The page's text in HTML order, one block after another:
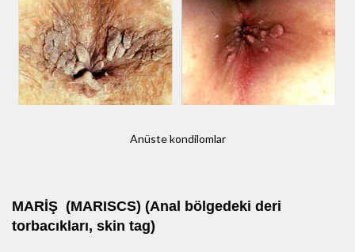
Anüste kondilomlar
MARİŞ (MARISCS) (Anal bölgedeki deri
torbacıkları, skin tag)